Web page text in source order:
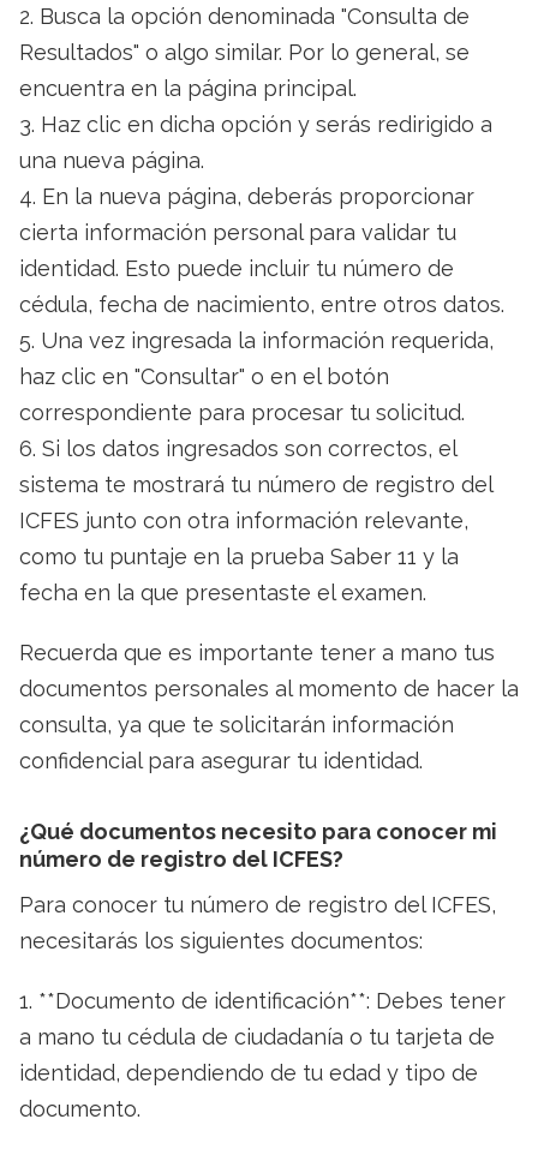
2. Busca la opción denominada "Consulta de
Resultados" o algo similar. Por lo general, se
encuentra en la página principal.
3. Haz clic en dicha opción y serás redirigido a
una nueva página.
4. En la nueva página, deberás proporcionar
cierta información personal para validar tu
identidad. Esto puede incluir tu número de
cédula, fecha de nacimiento, entre otros datos.
5. Una vez ingresada la información requerida,
haz clic en "Consultar" o en el botón
correspondiente para procesar tu solicitud.
6. Si los datos ingresados son correctos, el
sistema te mostrará tu número de registro del
ICFES junto con otra información relevante,
como tu puntaje en la prueba Saber 11 y la
fecha en la que presentaste el examen.
Recuerda que es importante tener a mano tus
documentos personales al momento de hacer la
consulta, ya que te solicitarán información
confidencial para asegurar tu identidad.
¿Qué documentos necesito para conocer mi
número de registro del ICFES?
Para conocer tu número de registro del ICFES,
necesitarás los siguientes documentos:
1. **Documento de identificación**: Debes tener
a mano tu cédula de ciudadanía o tu tarjeta de
identidad, dependiendo de tu edad y tipo de
documento.